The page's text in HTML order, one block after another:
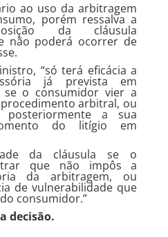
ao uso da arbitragem
porém ressalva a
da cláusula
não poderá ocorrer de
“só terá eficácia a
já prevista em
o consumidor vier a
arbitral, ou
a sua
do litígio em
da cláusula se o
que não impôs a
da arbitragem, ou
de vulnerabilidade que
consumidor.”
decisão.